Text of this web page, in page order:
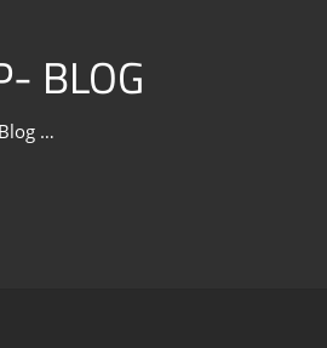
BLOG
…